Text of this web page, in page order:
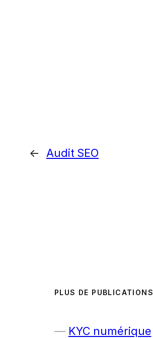
← Audit SEO
PLUS DE PUBLICATIONS
KYC numérique